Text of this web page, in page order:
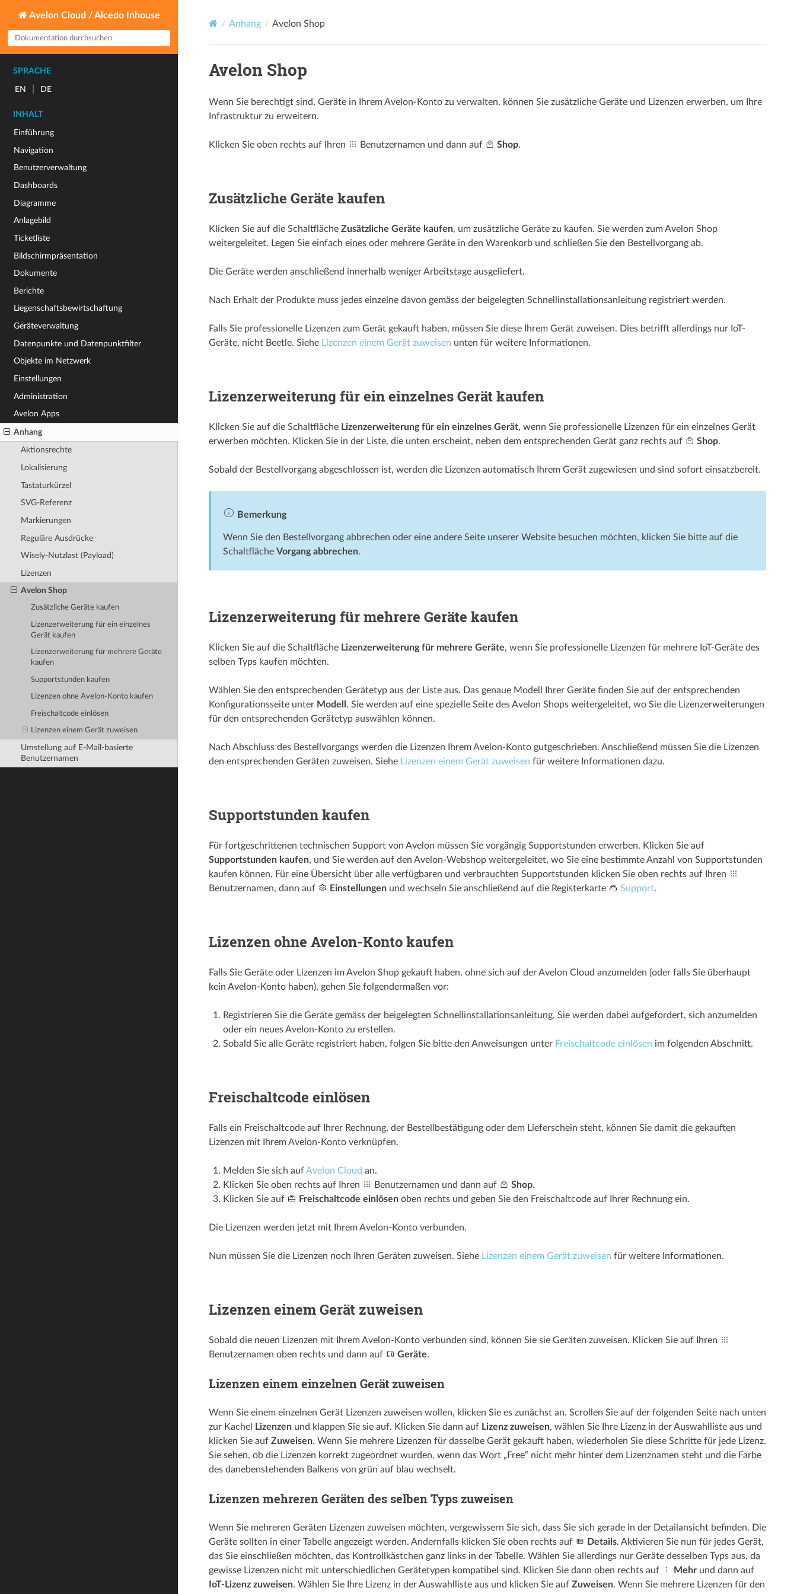
Avelon Cloud / Alcedo Inhouse
SPRACHE
EN DE
INHALT
Einführung
Navigation
Benutzerverwaltung
Dashboards
Diagramme
Anlagebild
Ticketliste
Bildschirmpräsentation
Dokumente
Berichte
Liegenschafts­­bewirtschaftung
Geräteverwaltung
Datenpunkte und Datenpunktfilter
Objekte im Netzwerk
Einstellungen
Administration
Avelon Apps
Anhang
Aktionsrechte
Lokalisierung
Tastaturkürzel
SVG-Referenz
Markierungen
Reguläre Ausdrücke
Wisely-Nutzlast (Payload)
Lizenzen
Avelon Shop
Zusätzliche Geräte kaufen
Lizenzerweiterung für ein einzelnes
Gerät kaufen
Lizenzerweiterung für mehrere Geräte
kaufen
Supportstunden kaufen
Lizenzen ohne Avelon-Konto kaufen
Freischaltcode einlösen
Lizenzen einem Gerät zuweisen
Umstellung auf E-Mail-basierte
Benutzernamen
Anhang Avelon Shop
Avelon Shop
Wenn Sie berechtigt sind, Geräte in Ihrem Avelon-Konto zu verwalten, können Sie zusätzliche Geräte und Lizenzen erwerben, um Ihre
Infrastruktur zu erweitern.
Klicken Sie oben rechts auf Ihren Benutzernamen und dann auf Shop.
Zusätzliche Geräte kaufen
Klicken Sie auf die Schaltfläche Zusätzliche Geräte kaufen, um zusätzliche Geräte zu kaufen. Sie werden zum Avelon Shop
weitergeleitet. Legen Sie einfach eines oder mehrere Geräte in den Warenkorb und schließen Sie den Bestellvorgang ab.
Die Geräte werden anschließend innerhalb weniger Arbeitstage ausgeliefert.
Nach Erhalt der Produkte muss jedes einzelne davon gemäss der beigelegten Schnell­­installations­­anleitung registriert werden.
Falls Sie professionelle Lizenzen zum Gerät gekauft haben, müssen Sie diese Ihrem Gerät zuweisen. Dies betrifft allerdings nur IoT-
Geräte, nicht Beetle. Siehe Lizenzen einem Gerät zuweisen unten für weitere Informationen.
Lizenzerweiterung für ein einzelnes Gerät kaufen
Klicken Sie auf die Schaltfläche Lizenzerweiterung für ein einzelnes Gerät, wenn Sie professionelle Lizenzen für ein einzelnes Gerät
erwerben möchten. Klicken Sie in der Liste, die unten erscheint, neben dem entsprechenden Gerät ganz rechts auf
Shop.
Sobald der Bestellvorgang abgeschlossen ist, werden die Lizenzen automatisch Ihrem Gerät zugewiesen und sind sofort einsatzbereit.
Bemerkung
Wenn Sie den Bestellvorgang abbrechen oder eine andere Seite unserer Website besuchen möchten, klicken Sie bitte auf die
Schaltfläche Vorgang abbrechen.
Lizenzerweiterung für mehrere Geräte kaufen
Klicken Sie auf die Schaltfläche Lizenzerweiterung für mehrere Geräte, wenn Sie professionelle Lizenzen für mehrere IoT-Geräte des
selben Typs kaufen möchten.
Wählen Sie den entsprechenden Gerätetyp aus der Liste aus. Das genaue Modell Ihrer Geräte finden Sie auf der entsprechenden
Konfigurationsseite unter Modell . Sie werden auf eine spezielle Seite des Avelon Shops weitergeleitet, wo Sie die Lizenzerweiterungen
für den entsprechenden Gerätetyp auswählen können.
Nach Abschluss des Bestellvorgangs werden die Lizenzen Ihrem Avelon-Konto gutgeschrieben. Anschließend müssen Sie die Lizenzen
den entsprechenden Geräten zuweisen. Siehe Lizenzen einem Gerät zuweisen für weitere Informationen dazu.
Supportstunden kaufen
Für fortgeschrittenen technischen Support von Avelon müssen Sie vorgängig Supportstunden erwerben. Klicken Sie auf
Supportstunden kaufen, und Sie werden auf den Avelon-Webshop weitergeleitet, wo Sie eine bestimmte Anzahl von Supportstunden
kaufen können. Für eine Übersicht über alle verfügbaren und verbrauchten Supportstunden klicken Sie oben rechts auf Ihren
Benutzernamen, dann auf
Einstellungenund wechseln Sie anschließend auf die Registerkarte Support.
Lizenzen ohne Avelon-Konto kaufen
Falls Sie Geräte oder Lizenzen im Avelon Shop gekauft haben, ohne sich auf der Avelon Cloud anzumelden (oder falls Sie überhaupt
kein Avelon-Konto haben), gehen Sie folgendermaßen vor:
Registrieren Sie die Geräte gemäss der beigelegten Schnell­­installations­­anleitung. Sie werden dabei aufgefordert, sich anzumelden
oder ein neues Avelon-Konto zu erstellen.
Sobald Sie alle Geräte registriert haben, folgen Sie bitte den Anweisungen unter Freischaltcode einlösen im folgenden Abschnitt.
Freischaltcode einlösen
Falls ein Freischaltcode auf Ihrer Rechnung, der Bestellbestätigung oder dem Lieferschein steht, können Sie damit die gekauften
Lizenzen mit Ihrem Avelon-Konto verknüpfen.
Melden Sie sich aufAvelon Cloud an.
Klicken Sie oben rechts auf Ihren
Benutzernamen und dann auf Shop.
Klicken Sie auf
Freischaltcode einlösenoben rechts und geben Sie den Freischaltcode auf Ihrer Rechnung ein.
Die Lizenzen werden jetzt mit Ihrem Avelon-Konto verbunden.
Nun müssen Sie die Lizenzen noch Ihren Geräten zuweisen. Siehe Lizenzen einem Gerät zuweisen für weitere Informationen.
Lizenzen einem Gerät zuweisen
Sobald die neuen Lizenzen mit Ihrem Avelon-Konto verbunden sind, können Sie sie Geräten zuweisen. Klicken Sie auf Ihren
Benutzernamen oben rechts und dann auf
Geräte.
Lizenzen einem einzelnen Gerät zuweisen
Wenn Sie einem einzelnen Gerät Lizenzen zuweisen wollen, klicken Sie es zunächst an. Scrollen Sie auf der folgenden Seite nach unten
zur Kachel
Lizenzenund klappen Sie sie auf. Klicken Sie dann auf Lizenz zuweisen, wählen Sie Ihre Lizenz in der Auswahlliste aus und
klicken Sie auf Zuweisen. Wenn Sie mehrere Lizenzen für dasselbe Gerät gekauft haben, wiederholen Sie diese Schritte für jede Lizenz.
Sie sehen, ob die Lizenzen korrekt zugeordnet wurden, wenn das Wort „Free“ nicht mehr hinter dem Lizenznamen steht und die Farbe
des danebenstehenden Balkens von grün auf blau wechselt.
Lizenzen mehreren Geräten des selben Typs zuweisen
Wenn Sie mehreren Geräten Lizenzen zuweisen möchten, vergewissern Sie sich, dass Sie sich gerade in der Detailansicht befinden. Die
Geräte sollten in einer Tabelle angezeigt werden. Andernfalls klicken Sie oben rechts auf
Details. Aktivieren Sie nun für jedes Gerät,
das Sie einschließen möchten, das Kontrollkästchen ganz links in der Tabelle. Wählen Sie allerdings nur Geräte desselben Typs aus, da
gewisse Lizenzen nicht mit unterschiedlichen Gerätetypen kompatibel sind. Klicken Sie dann oben rechts auf
Mehrund dann auf
IoT-Lizenz zuweisen. Wählen Sie Ihre Lizenz in der Auswahlliste aus und klicken Sie auf Zuweisen. Wenn Sie mehrere Lizenzen für den